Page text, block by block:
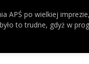
APŚ po wielkiej
to trudne, gdyż w